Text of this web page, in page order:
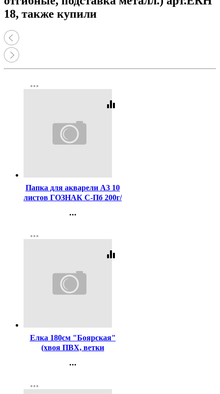
18, также купили
more_horiz
equalizer
Папка для акварели А3 10
листов ГОЗНАК С-Пб 200г/
...
Регистрация
more_horiz
equalizer
Елка 180см "Боярская"
(хвоя ПВХ, ветки
металл.) арт.ЕБР 18
...
Регистрация
more_horiz